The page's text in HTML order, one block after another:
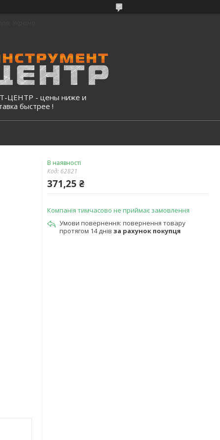
ЦЕНТР - цены ниже и
быстрее !
В наявності
Код: 62821
371,25 ₴
Компанія тимчасово не приймає замовлення
повернення товару
протягом 14 днів за рахунок покупця